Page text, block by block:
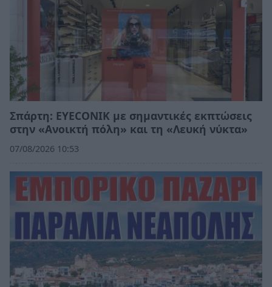
Σπάρτη: EYECONIK με σημαντικές εκπτώσεις
στην «Ανοικτή πόλη» και τη «Λευκή νύκτα»
07/08/2026 10:53